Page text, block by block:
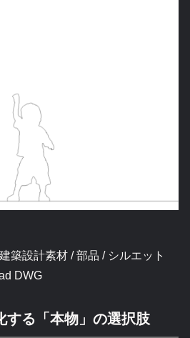
築設計素材 / 部品 / シルエット
DWG
する「本物」の選択肢